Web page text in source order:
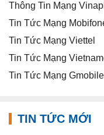
Thông Tin Mạng
Tin Tức Mạng
Tin Tức Mạng Viettel
Tin Tức Mạng
Tin Tức Mạng Gmobile
TIN TỨC MỚI